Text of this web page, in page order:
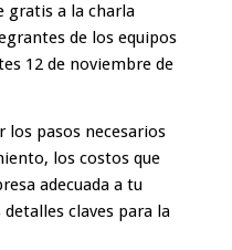
gratis a la charla
de los equipos
12 de noviembre de
los pasos necesarios
los costos que
adecuada a tu
claves para la